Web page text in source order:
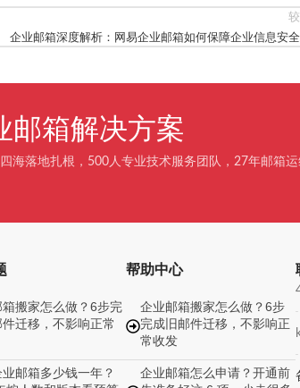
企业邮箱深度解析：网易企业邮箱如何保障企业信息安
邮箱解决方案
海落地扎根，500人专业技术服务团队，27年邮箱
搬家怎么做？6步完
迁移，不影响正常
业邮箱多少钱一年？
帮助中心
企业邮箱搬家怎么做？6步
完成旧邮件迁移，不影响正
常收发
企业邮箱怎么申请？开通前